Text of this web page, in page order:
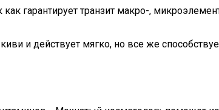
гарантирует транзит макро-,
и действует мягко, но все же